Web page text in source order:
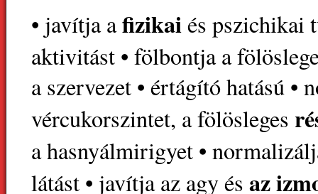
• javítja afizikaiés pszichikai
aktivitást • fölbontja a
a szervezet • értágító hatású •
vércukorszintet, a fölösleges
a hasnyálmirigyet •
látást • javítja az agy és az